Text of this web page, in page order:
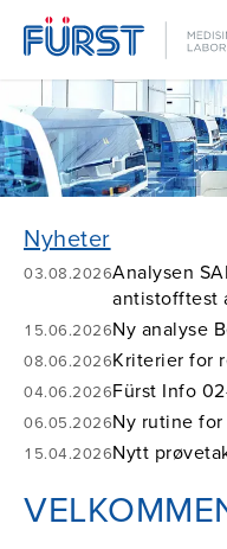
Nyheter
03.08.2026Analysen
antistofftest
15.06.2026Ny analyse
08.06.2026Kriterier for
04.06.2026Fürst Info
06.05.2026Ny rutine
15.04.2026Nytt